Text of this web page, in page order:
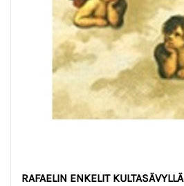
RAFAELIN ENKELIT KULTASÄVYLLÄ